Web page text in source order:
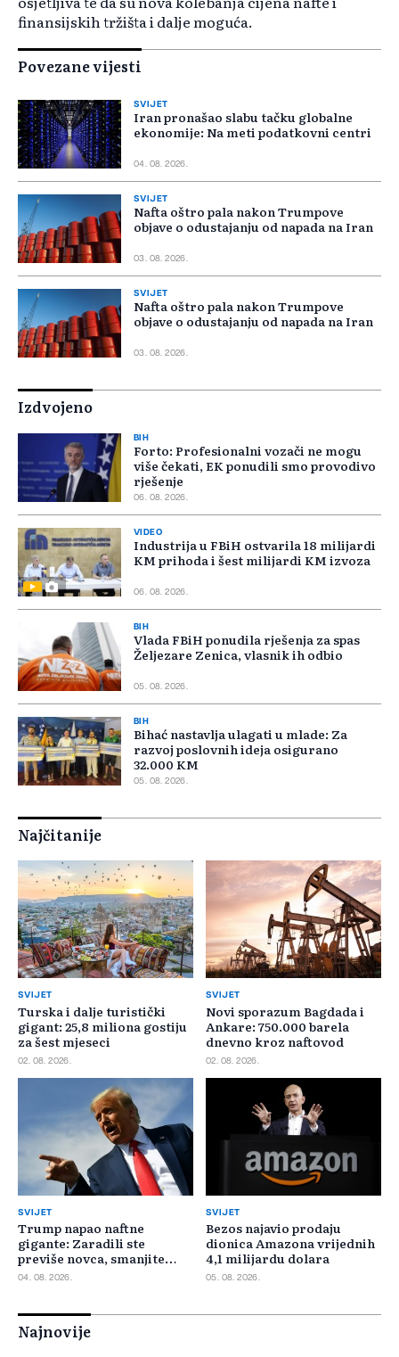
finansijskih tržišta i dalje moguća.
Povezane vijesti
SVIJET
Iran pronašao slabu tačku globalne
ekonomije: Na meti podatkovni centri
04. 08. 2026.
SVIJET
Nafta oštro pala nakon Trumpove
objave o odustajanju od napada na Iran
03. 08. 2026.
SVIJET
Nafta oštro pala nakon Trumpove
objave o odustajanju od napada na Iran
03. 08. 2026.
Izdvojeno
BIH
Forto: Profesionalni vozači ne mogu
više čekati, EK ponudili smo provodivo
rješenje
06. 08. 2026.
VIDEO
Industrija u FBiH ostvarila 18 milijardi
KM prihoda i šest milijardi KM izvoza
06. 08. 2026.
BIH
Vlada FBiH ponudila rješenja za spas
Željezare Zenica, vlasnik ih odbio
05. 08. 2026.
BIH
Bihać nastavlja ulagati u mlade: Za
razvoj poslovnih ideja osigurano
32.000 KM
05. 08. 2026.
Najčitanije
SVIJET
Turska i dalje turistički
gigant: 25,8 miliona gostiju
za šest mjeseci
02. 08. 2026.
SVIJET
Novi sporazum Bagdada i
Ankare: 750.000 barela
dnevno kroz naftovod
02. 08. 2026.
SVIJET
Trump napao naftne
gigante: Zaradili ste
previše novca, smanjite
cijene
04. 08. 2026.
SVIJET
Bezos najavio prodaju
dionica Amazona vrijednih
4,1 milijardu dolara
05. 08. 2026.
Najnovije